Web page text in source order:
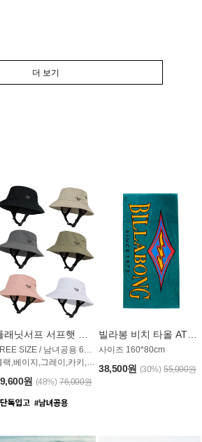
더 보기
,베이지,그레이,카키,핑크,화이트
원 (48%) 76,000원
사이즈 160*80cm
38,500원 (30%) 55,000원